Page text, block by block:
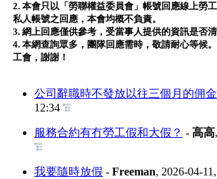
2. 本會只以「勞聯權益委員會」帳號回應線上勞
私人帳號之回應，本會均概不負責。
3. 網上回應僅供參考，受當事人提供的資訊是否清
4. 本網查詢眾多，團隊回應需時，敬請耐心等候
工會，謝謝！
公司辭職時不發放以往三個月的佣金
12:34
服務合約有冇勞工假和大假？ - 高高,
我要隨時放假 - Freeman, 2026-04-